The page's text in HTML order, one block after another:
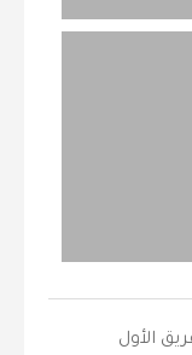
الأول